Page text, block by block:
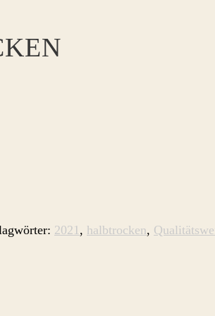
2021 , halbtrocken,